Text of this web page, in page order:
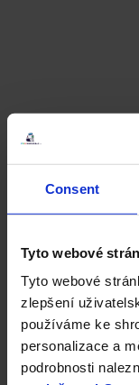
Consent
Tyto webové
Tyto webové
zlepšení
používáme ke
personalizace a
podrobnosti